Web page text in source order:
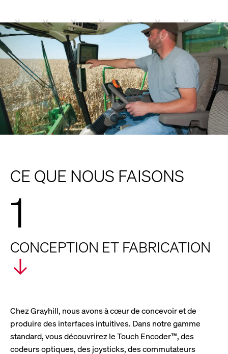
CE QUE NOUS FAISONS
1
CONCEPTION ET FABRICATION
Chez Grayhill, nous avons à cœur de concevoir et de
produire des interfaces intuitives. Dans notre gamme
standard, vous découvrirez le Touch Encoder™, des
codeurs optiques, des joysticks, des commutateurs